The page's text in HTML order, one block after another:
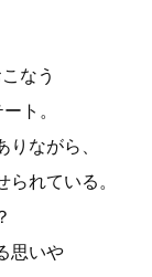
なう
ト。
りながら、
れている。
思いや